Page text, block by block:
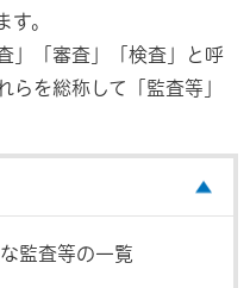
す。
」「審査」「検査」と呼
らを総称して「監査等」
監査等の一覧